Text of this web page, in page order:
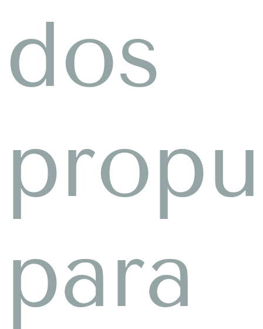
dos
para